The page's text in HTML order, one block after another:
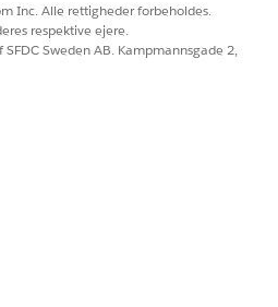
Inc. Alle rettigheder forbeholdes.
respektive ejere.
Sweden AB. Kampmannsgade 2,